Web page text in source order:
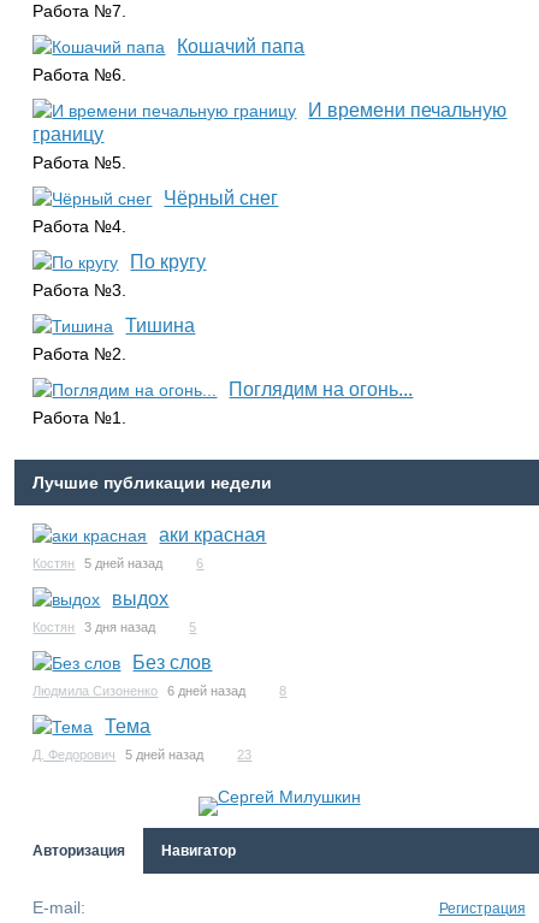
Работа №7.
Кошачий папа
Работа №6.
И времени печальную
границу
Работа №5.
Чёрный снег
Работа №4.
По кругу
Работа №3.
Тишина
Работа №2.
Поглядим на огонь...
Работа №1.
Лучшие публикации недели
аки красная
Костян 5 дней назад 6
выдох
Костян 3 дня назад 5
Без слов
Людмила Сизоненко 6 дней назад 8
Тема
Д. Федорович 5 дней назад 23
Авторизация Навигатор
E-mail: Регистрация